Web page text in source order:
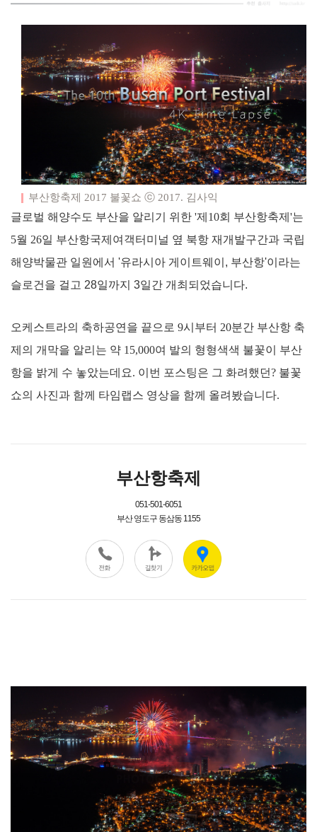
부산항축제 2017 불꽃쇼 ⓒ 2017. 김사익
글로벌 해양수도 부산을 알리기 위한 '제10회 부산항축제'는
5월 26일 부산항국제여객터미널 옆 북항 재개발구간과 국립
해양박물관 일원에서 '유라시아 게이트웨이, 부산항'이라는
슬로건을 걸고 28일까지 3일간 개최되었습니다.
오케스트라의 축하공연을 끝으로 9시부터 20분간 부산항 축
제의 개막을 알리는 약 15,000여 발의 형형색색 불꽃이 부산
항을 밝게 수 놓았는데요. 이번 포스팅은 그 화려했던? 불꽃
쇼의 사진과 함께 타임랩스 영상을 함께 올려봤습니다.